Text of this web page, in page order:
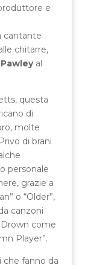
e
cantante
chitarre,
al
questa
di
molte
di brani
personale
grazie a
o “Older”,
canzoni
come
Player”.
che fanno da